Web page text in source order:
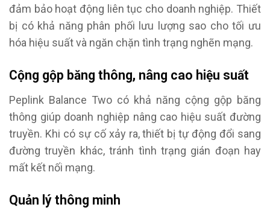
đảm bảo hoạt động liên tục cho doanh nghiệp. Thiết
bị có khả năng phân phối lưu lượng sao cho tối ưu
hóa hiệu suất và ngăn chặn tình trạng nghẽn mạng.
Cộng gộp băng thông, nâng cao hiệu suất
Peplink Balance Two có khả năng cộng gộp băng
thông giúp doanh nghiệp nâng cao hiệu suất đường
truyền. Khi có sự cố xảy ra, thiết bị tự động đổi sang
đường truyền khác, tránh tình trạng gián đoạn hay
mất kết nối mạng.
Quản lý thông minh